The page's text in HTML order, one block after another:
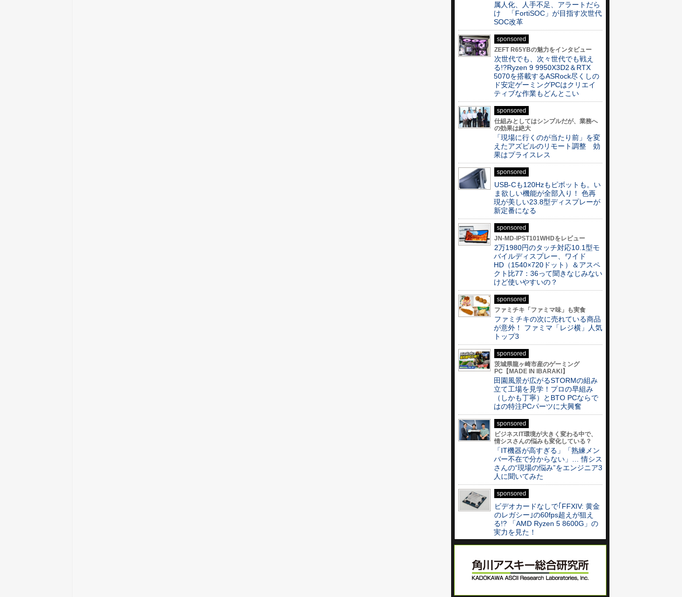
属人化、人手不足、アラートだら
け 「FortiSOC」が目指す次世代
SOC改革
sponsored
ZEFT R65YBの魅力をインタビュー
次世代でも、次々世代でも戦え
る!?Ryzen 9 9950X3D2＆RTX
5070を搭載するASRock尽くしの
ド安定ゲーミングPCはクリエイ
ティブな作業もどんとこい
sponsored
仕組みとしてはシンプルだが、業務へ
の効果は絶大
「現場に行くのが当たり前」を変
えたアズビルのリモート調整 効
果はプライスレス
sponsored
USB-Cも120Hzもピボットも。い
ま欲しい機能が全部入り！ 色再
現が美しい23.8型ディスプレーが
新定番になる
sponsored
JN-MD-IPST101WHDをレビュー
2万1980円のタッチ対応10.1型モ
バイルディスプレー、ワイド
HD（1540×720ドット）＆アスペ
クト比77：36って聞きなじみない
けど使いやすいの？
sponsored
ファミチキ「ファミマ味」も実食
ファミチキの次に売れている商品
が意外！ ファミマ「レジ横」人気
トップ3
sponsored
茨城県龍ヶ崎市産のゲーミング
PC【MADE IN IBARAKI】
田園風景が広がるSTORMの組み
立て工場を見学！プロの早組み
（しかも丁寧）とBTO PCならで
はの特注PCパーツに大興奮
sponsored
ビジネスIT環境が大きく変わる中で、
情シスさんの悩みも変化している？
「IT機器が高すぎる」「熟練メン
バー不在で分からない」… 情シス
さんの“現場の悩み”をエンジニア3
人に聞いてみた
sponsored
ビデオカードなしで｢FFXIV: 黄金
のレガシー｣の60fps超えが狙え
る!? 「AMD Ryzen 5 8600G」の
実力を見た！